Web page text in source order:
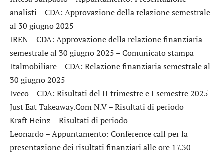
analisti – CDA: Approvazione della relazione semestrale
al 30 giugno 2025
IREN– CDA: Approvazione della relazione finanziaria
semestrale al 30 giugno 2025 – Comunicato stampa
Italmobiliare– CDA: Relazione finanziaria semestrale al
30 giugno 2025
Iveco– CDA: Risultati del II trimestre e I semestre 2025
Just Eat Takeaway.Com N.V– Risultati di periodo
Kraft Heinz – Risultati di periodo
Leonardo– Appuntamento: Conference call per la
presentazione dei risultati finanziari alle ore 17.30 –